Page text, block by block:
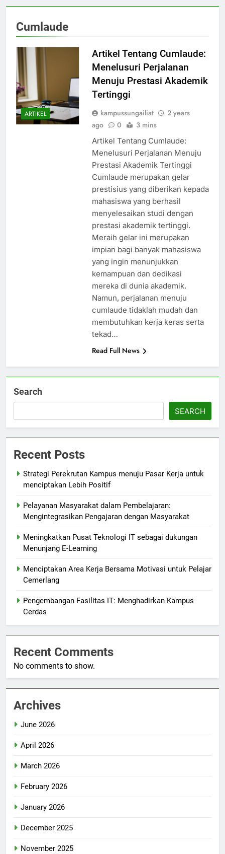
Cumlaude
ARTIKEL
Artikel Tentang Cumlaude:
Menelusuri Perjalanan
Menuju Prestasi Akademik
Tertinggi
kampussungailiat
2 years
ago
0 3 mins
Artikel Tentang Cumlaude:
Menelusuri Perjalanan Menuju
Prestasi Akademik Tertinggi
Cumlaude merupakan gelar
prestisius yang diberikan kepada
mahasiswa yang berhasil
menyelesaikan studi dengan
prestasi akademik tertinggi.
Meraih gelar ini merupakan
impian bagi banyak mahasiswa
yang ingin menunjukkan
kemampuan dan dedikasi
mereka di dunia akademik.
Namun, perjalanan menuju
cumlaude tidaklah mudah dan
membutuhkan kerja keras serta
tekad…
Read Full News
Search
SEARCH
Recent Posts
Strategi Perekrutan Kampus menuju Pasar Kerja untuk
menciptakan Lebih Positif
Pelayanan Masyarakat dalam Pembelajaran:
Mengintegrasikan Pengajaran dengan Masyarakat
Meningkatkan Pusat Teknologi IT sebagai dukungan
Menunjang E-Learning
Menciptakan Area Kerja Bersama Motivasi untuk Pelajar
Cemerlang
Pengembangan Fasilitas IT: Menghadirkan Kampus
Cerdas
Recent Comments
No comments to show.
Archives
June 2026
April 2026
March 2026
February 2026
January 2026
December 2025
November 2025